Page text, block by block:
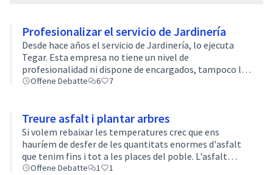
Profesionalizar el servicio de Jardinería
Desde hace años el servicio de Jardinería, lo ejecuta
Tegar. Esta empresa no tiene un nivel de
profesionalidad ni dispone de encargados, tampoco los
tiene el ayuntamiento y la tarea que realizan es de
Offene Debatte 6 7
Treure asfalt i plantar arbres
Si volem rebaixar les temperatures crec que ens
hauríem de desfer de les quantitats enormes d'asfalt
que tenim fins i tot a les places del poble. L'asfalt
impermeabilitza les superfícies i manté les
Offene Debatte 1 1